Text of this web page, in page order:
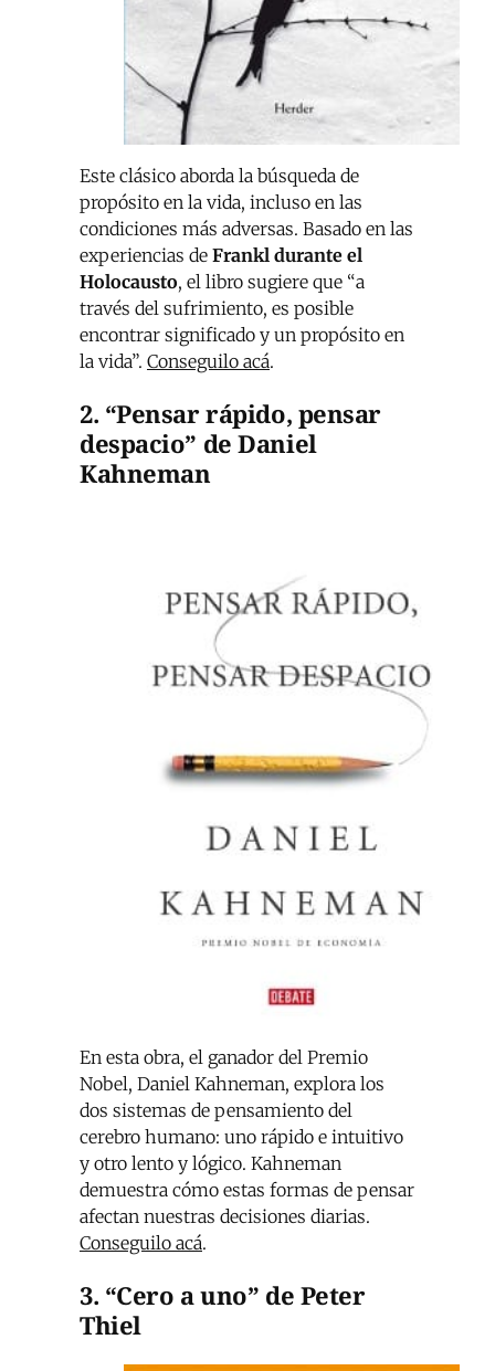
Este clásico aborda la búsqueda de
propósito en la vida, incluso en las
condiciones más adversas. Basado en las
experiencias de Frankl durante el
Holocausto, el libro sugiere que “a
través del sufrimiento, es posible
encontrar significado y un propósito en
la vida”. Conseguilo acá.
2. “Pensar rápido, pensar
despacio” de Daniel
Kahneman
En esta obra, el ganador del Premio
Nobel, Daniel Kahneman, explora los
dos sistemas de pensamiento del
cerebro humano: uno rápido e intuitivo
y otro lento y lógico. Kahneman
demuestra cómo estas formas de pensar
afectan nuestras decisiones diarias.
Conseguilo acá.
3. “Cero a uno” de Peter
Thiel